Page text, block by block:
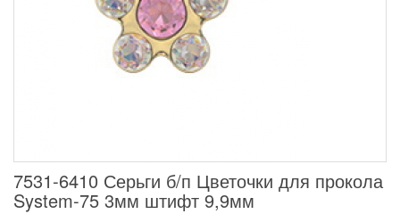
7531-6410 Серьги б/п Цветочки для прокола
System-75 3мм штифт 9,9мм